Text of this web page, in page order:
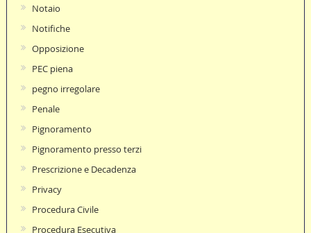
Notaio
Notifiche
Opposizione
PEC piena
pegno irregolare
Penale
Pignoramento
Pignoramento presso terzi
Prescrizione e Decadenza
Privacy
Procedura Civile
Procedura Esecutiva